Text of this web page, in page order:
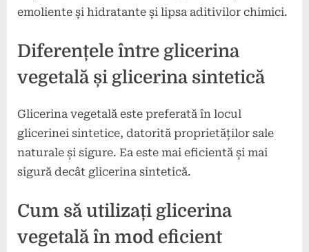
emoliente și hidratante și lipsa aditivilor chimici.
Diferențele între glicerina
vegetală și glicerina sintetică
Glicerina vegetală este preferată în locul
glicerinei sintetice, datorită proprietăților sale
naturale și sigure. Ea este mai eficientă și mai
sigură decât glicerina sintetică.
Cum să utilizați glicerina
vegetală în mod eficient